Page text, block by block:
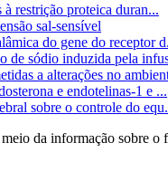
restrição proteica duran...
sal-sensível
do gene do receptor
de sódio induzida pela
a alterações no
e endotelinas-1 e ...
sobre o controle do
da informação sobre